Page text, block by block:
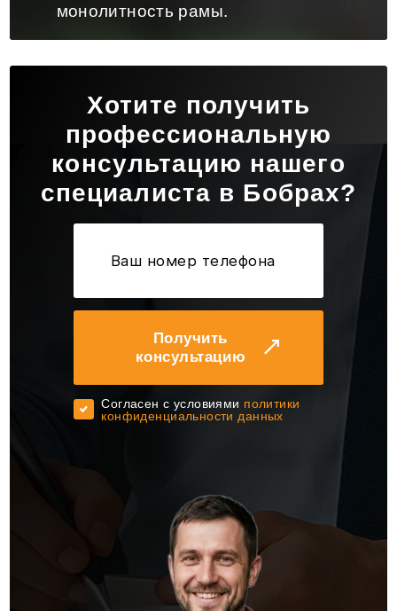
монолитность рамы.
Хотите получить
профессиональную
консультацию нашего
специалиста в Бобрах?
Получить
консультацию
Cогласен с условиями политики
конфиденциальности данных